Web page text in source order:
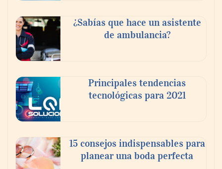
En el Día de la Cerveza, Grupo Modelo
mundo elige para reunirse: 7 de cada 10 la
escogen
¿Sabías que hace un asistente
de ambulancia?
Principales tendencias
tecnológicas para 2021
15 consejos indispensables para
planear una boda perfecta